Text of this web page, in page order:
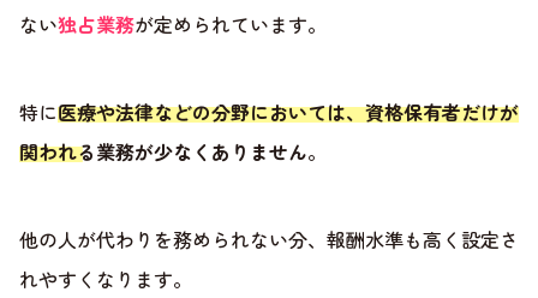
ない独占業務が定められています。
特に医療や法律などの分野においては、資格保有者だけが
関われる業務が少なくありません。
他の人が代わりを務められない分、報酬水準も高く設定さ
れやすくなります。